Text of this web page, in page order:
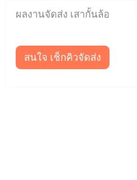
ผลงานจัดส่ง เสากั้นล้อ
สนใจ เช็กคิวจัดส่ง